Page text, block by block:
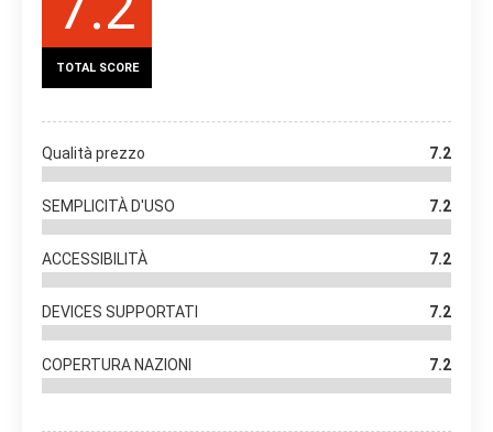
TOTAL SCORE
Qualità prezzo 7.2
SEMPLICITÀ D'USO 7.2
ACCESSIBILITÀ 7.2
DEVICES SUPPORTATI 7.2
COPERTURA NAZIONI 7.2